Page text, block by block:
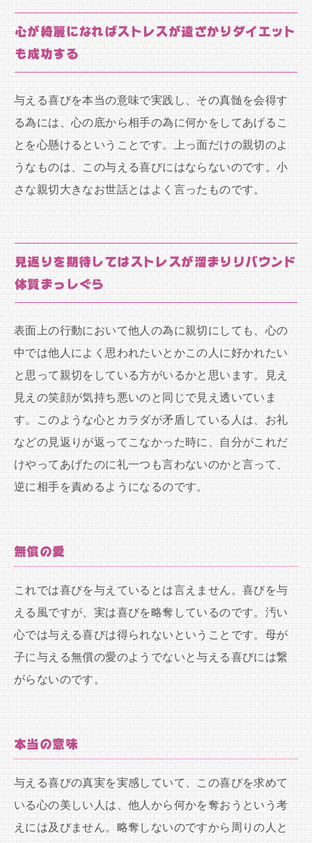
心が綺麗になればストレスが遠ざかりダイエット
も成功する
与える喜びを本当の意味で実践し、その真髄を会得す
る為には、心の底から相手の為に何かをしてあげるこ
とを心懸けるということです。上っ面だけの親切のよ
うなものは、この与える喜びにはならないのです。小
さな親切大きなお世話とはよく言ったものです。
見返りを期待してはストレスが溜まりリバウンド
体質まっしぐら
表面上の行動において他人の為に親切にしても、心の
中では他人によく思われたいとかこの人に好かれたい
と思って親切をしている方がいるかと思います。見え
見えの笑顔が気持ち悪いのと同じで見え透いていま
す。このような心とカラダが矛盾している人は、お礼
などの見返りが返ってこなかった時に、自分がこれだ
けやってあげたのに礼一つも言わないのかと言って、
逆に相手を責めるようになるのです。
無償の愛
これでは喜びを与えているとは言えません。喜びを与
える風ですが、実は喜びを略奪しているのです。汚い
心では与える喜びは得られないということです。母が
子に与える無償の愛のようでないと与える喜びには繋
がらないのです。
本当の意味
与える喜びの真実を実感していて、この喜びを求めて
いる心の美しい人は、他人から何かを奪おうという考
えには及びません。略奪しないのですから周りの人と